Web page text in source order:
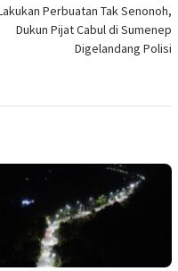
Perbuatan Tak Senonoh,
Dukun Pijat Cabul di Sumenep
Digelandang Polisi